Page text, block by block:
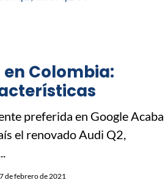
en Colombia:
preferida en Google Acaba
el renovado Audi Q2,
de febrero de 2021